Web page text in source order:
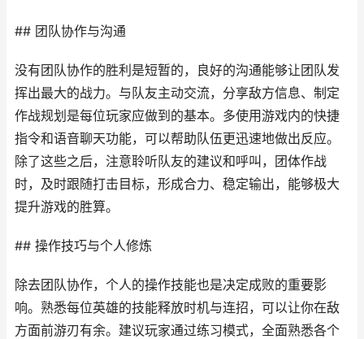
## 团队协作与沟通
没有团队协作的胜利是短暂的，良好的沟通能够让团队发
挥出最大的战力。与队友主动交流，分享敌方信息、制定
作战规划是每位玩家应做到的基本。多使用游戏内的快捷
指令和语音聊天功能，可以帮助队伍更迅速地做出反应。
除了这些之后，注意聆听队友的建议和呼叫，团体作战
时，及时跟随打击目标，形成合力、稳定输出，能够极大
提升游戏的胜算。
## 操作技巧与个人修炼
除去团队协作，个人的操作技能也是决定成败的重要影
响。熟悉每位英雄的技能释放时机与连招，可以让你在敌
方面前游刃有余。建议玩家通过练习模式，全面熟悉各个